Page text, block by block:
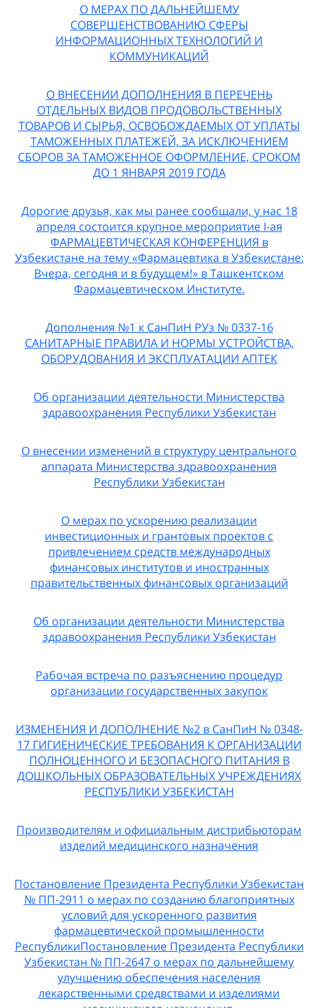
О МЕРАХ ПО ДАЛЬНЕЙШЕМУ
СОВЕРШЕНСТВОВАНИЮ СФЕРЫ
ИНФОРМАЦИОННЫХ ТЕХНОЛОГИЙ И
КОММУНИКАЦИЙ
О ВНЕСЕНИИ ДОПОЛНЕНИЯ В ПЕРЕЧЕНЬ
ОТДЕЛЬНЫХ ВИДОВ ПРОДОВОЛЬСТВЕННЫХ
ТОВАРОВ И СЫРЬЯ, ОСВОБОЖДАЕМЫХ ОТ УПЛАТЫ
ТАМОЖЕННЫХ ПЛАТЕЖЕЙ, ЗА ИСКЛЮЧЕНИЕМ
СБОРОВ ЗА ТАМОЖЕННОЕ ОФОРМЛЕНИЕ, СРОКОМ
ДО 1 ЯНВАРЯ 2019 ГОДА
Дорогие друзья, как мы ранее сообщали, у нас 18
апреля состоится крупное мероприятие I-ая
ФАРМАЦЕВТИЧЕСКАЯ КОНФЕРЕНЦИЯ в
Узбекистане на тему «Фармацевтика в Узбекистане:
Вчера, сегодня и в будущем!» в Ташкентском
Фармацевтическом Институте.
Дополнения №1 к СанПиН РУз № 0337-16
САНИТАРНЫЕ ПРАВИЛА И НОРМЫ УСТРОЙСТВА,
ОБОРУДОВАНИЯ И ЭКСПЛУАТАЦИИ АПТЕК
Об организации деятельности Министерства
здравоохранения Республики Узбекистан
О внесении изменений в структуру центрального
аппарата Министерства здравоохранения
Республики Узбекистан
О мерах по ускорению реализации
инвестиционных и грантовых проектов с
привлечением средств международных
финансовых институтов и иностранных
правительственных финансовых организаций
Об организации деятельности Министерства
здравоохранения Республики Узбекистан
Рабочая встреча по разъяснению процедур
организации государственных закупок
ИЗМЕНЕНИЯ И ДОПОЛНЕНИЕ №2 в СанПиН № 0348-
17 ГИГИЕНИЧЕСКИЕ ТРЕБОВАНИЯ К ОРГАНИЗАЦИИ
ПОЛНОЦЕННОГО И БЕЗОПАСНОГО ПИТАНИЯ В
ДОШКОЛЬНЫХ ОБРАЗОВАТЕЛЬНЫХ УЧРЕЖДЕНИЯХ
РЕСПУБЛИКИ УЗБЕКИСТАН
Производителям и официальным дистрибьюторам
изделий медицинского назначения
Постановление Президента Республики Узбекистан
№ ПП-2911 о мерах по созданию благоприятных
условий для ускоренного развития
фармацевтической промышленности
РеспубликиПостановление Президента Республики
Узбекистан № ПП-2647 о мерах по дальнейшему
улучшению обеспечения населения
лекарственными средвствами и изделиями